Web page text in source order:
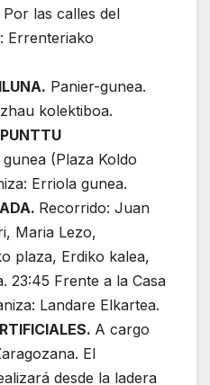
Por las calles del
Errenteriako
ILUNA. Panier-gunea.
kolektiboa.
PUNTTU
(Plaza Koldo
Erriola gunea.
Recorrido: Juan
Maria Lezo,
plaza, Erdiko kalea,
23:45 Frente a la Casa
Landare Elkartea.
A cargo
El
desde la ladera